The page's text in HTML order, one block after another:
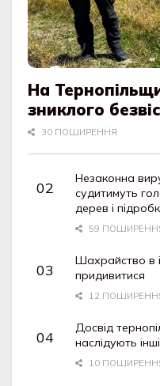
На
зниклого
30 ПОШИРЕННЯ
Незаконна
судитимуть
дерев і
59
Шахрайство в
придивитися
12
Досвід
наслідують
10